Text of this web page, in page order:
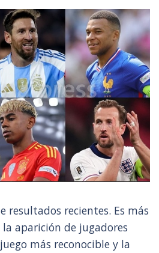
resultados recientes. Es más
la aparición de jugadores
más reconocible y la